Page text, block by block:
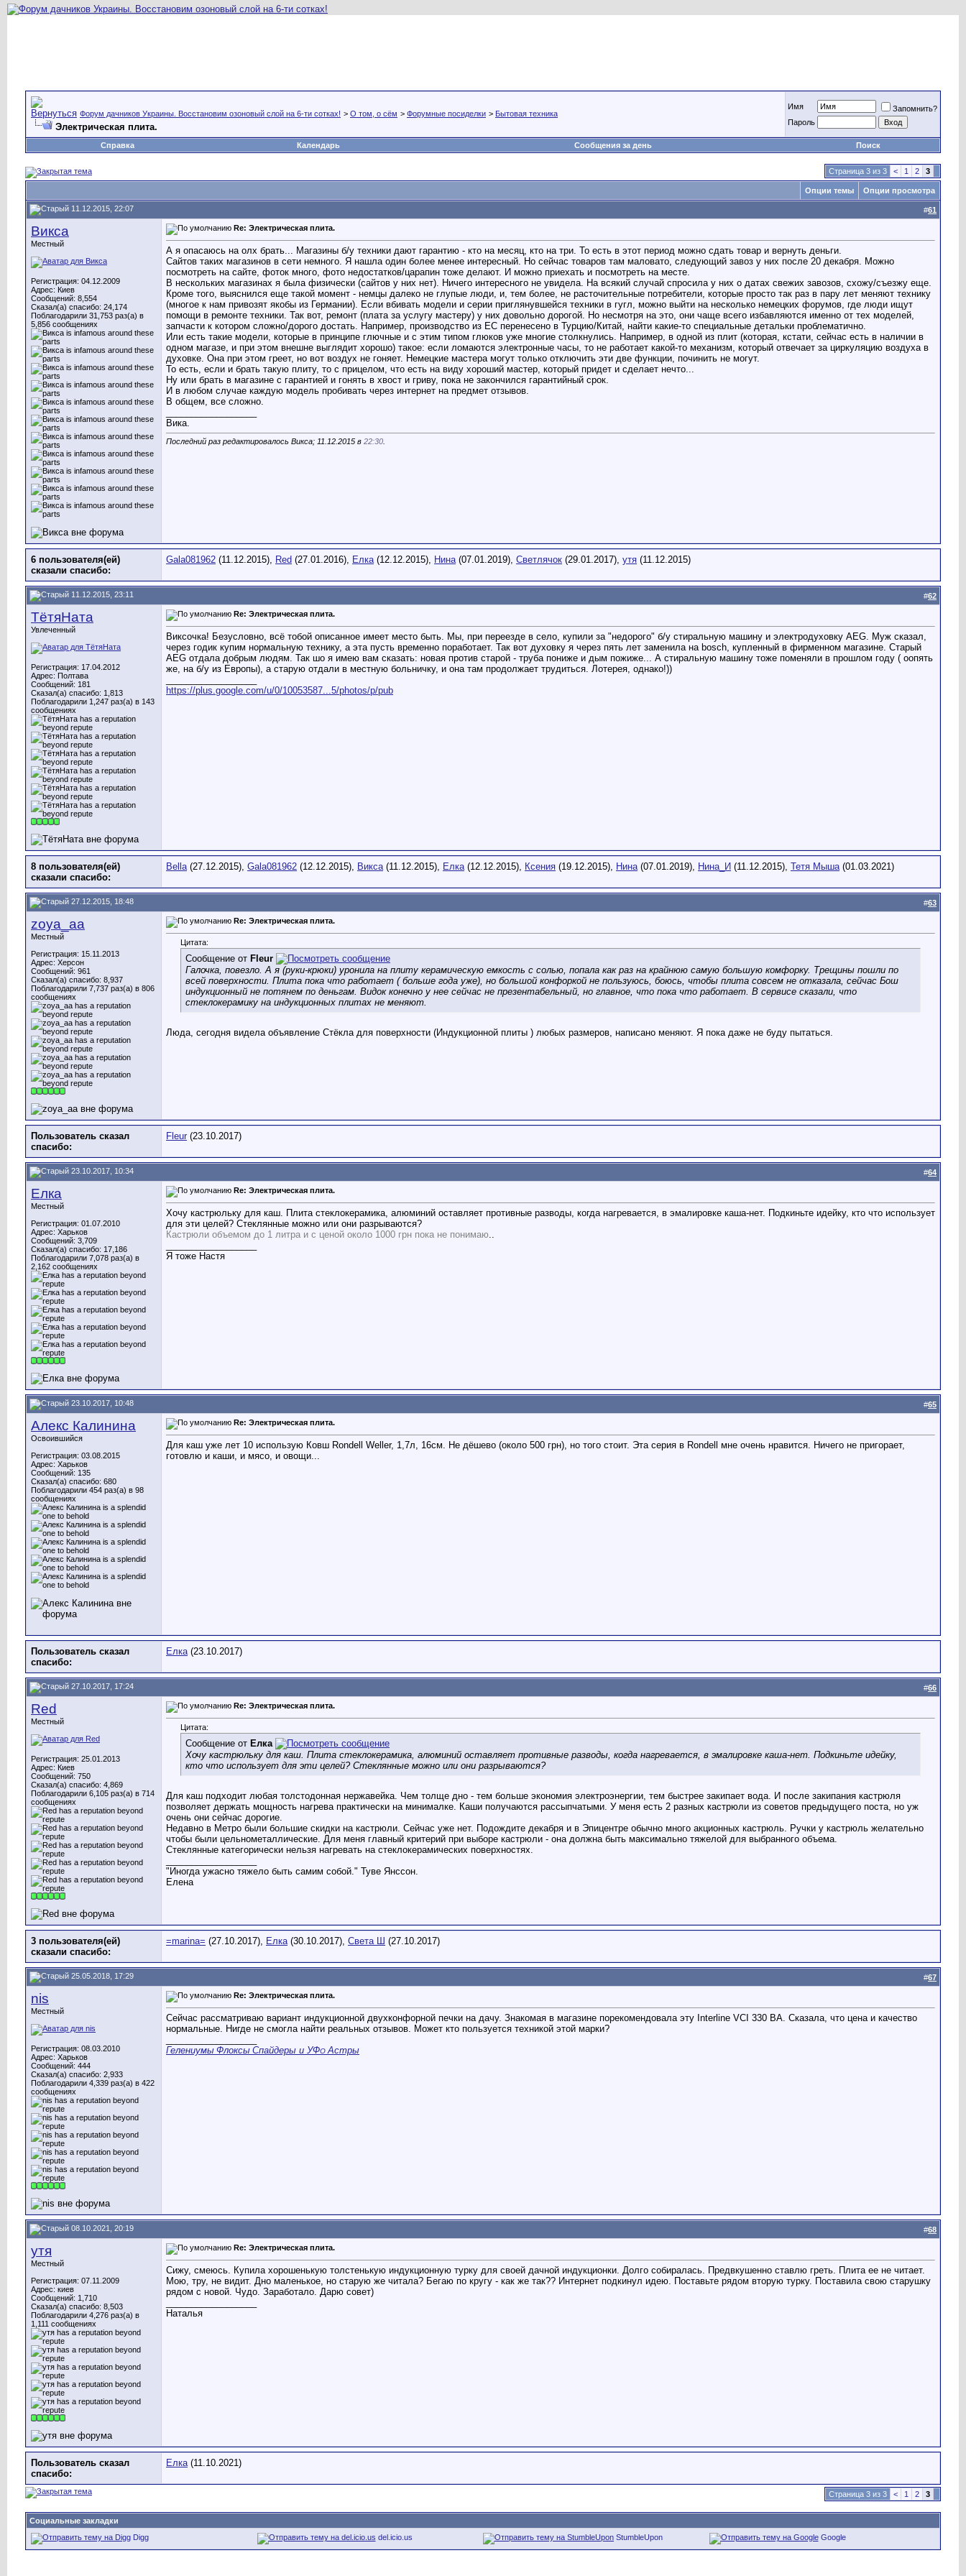
Форум дачников Украины. Восстановим озоновый слой на 6-ти сотках! > О том, о сём > Форумные посиделки > Бытовая техника
Электрическая плита.
Имя
Запомнить?
Пароль
Справка Календарь Сообщения за день Поиск
Страница 3 из 3 < 1 2 3
Опции темы Опции просмотра
11.12.2015, 22:07 #61
Викса
Местный
Регистрация: 04.12.2009
Адрес: Киев
Сообщений: 8,554
Сказал(а) спасибо: 24,174
Поблагодарили 31,753 раз(а) в
5,856 сообщениях
Re: Электрическая плита.
А я опасаюсь на олх брать... Магазины б/у техники дают гарантию - кто на месяц, кто на три. То есть в этот период можно сдать товар и вернуть деньги.
Сайтов таких магазинов в сети немного. Я нашла один более менее интересный. Но сейчас товаров там маловато, следующий завоз у них после 20 декабря. Можно
посмотреть на сайте, фоток много, фото недостатков/царапин тоже делают. И можно приехать и посмотреть на месте.
В нескольких магазинах я была физически (сайтов у них нет). Ничего интересного не увидела. На всякий случай спросила у них о датах свежих завозов, схожу/съезжу еще.
Кроме того, выяснился еще такой момент - немцы далеко не глупые люди, и, тем более, не расточительные потребители, которые просто так раз в пару лет меняют технику
(многое к нам привозят якобы из Германии). Если вбивать модели и серии приглянувшейся техники в гугл, можно выйти на несколько немецких форумов, где люди ищут
помощи в ремонте техники. Так вот, ремонт (плата за услугу мастеру) у них довольно дорогой. Но несмотря на это, они чаще всего избавляются именно от тех моделей,
запчасти к котором сложно/дорого достать. Например, производство из ЕС перенесено в Турцию/Китай, найти какие-то специальные детальки проблематично.
Или есть такие модели, которые в принципе глючные и с этим типом глюков уже многие столкнулись. Например, в одной из плит (которая, кстати, сейчас есть в наличии в
одном магазе, и при этом внешне выглядит хорошо) такое: если ломаются электронные часы, то не работает какой-то механизм, который отвечает за циркуляцию воздуха в
духовке. Она при этом греет, но вот воздух не гоняет. Немецкие мастера могут только отключить эти две функции, починить не могут.
То есть, если и брать такую плиту, то с прицелом, что есть на виду хороший мастер, который придет и сделает нечто...
Ну или брать в магазине с гарантией и гонять в хвост и гриву, пока не закончился гарантийный срок.
И в любом случае каждую модель пробивать через интернет на предмет отзывов.
В общем, все сложно.
Вика.
Последний раз редактировалось Викса; 11.12.2015 в 22:30
6 пользователя(ей)
сказали cпасибо:
Gala081962 (11.12.2015), Red (27.01.2016), Елка(12.12.2015), Нина(07.01.2019), Светлячок (29.01.2017), утя (11.12.2015)
11.12.2015, 23:11 #62
ТётяНата
Увлеченный
Регистрация: 17.04.2012
Адрес: Полтава
Сообщений: 181
Сказал(а) спасибо: 1,813
Поблагодарили 1,247 раз(а) в 143
сообщениях
Re: Электрическая плита.
Виксочка! Безусловно, всё тобой описанное имеет место быть. Мы, при переезде в село, купили за "недорого" б/у стиральную машину и электродуховку AEG. Муж сказал,
через годик купим нормальную технику, а эта пусть временно поработает. Так вот духовку я через пять лет заменила на bosch, купленный в фирменном магазине. Старый
AEG отдала добрым людям. Так шо я имею вам сказать: новая против старой - труба пониже и дым пожиже... А стиральную машину тоже поменяли в прошлом году ( оопять
же, на б/у из Европы), а старую отдали в местную больничку, и она там продолжает трудиться. Лотерея, однако!))
https://plus.google.com/u/0/10053587...5/photos/p/pub
8 пользователя(ей)
сказали cпасибо:
Bella(27.12.2015), Gala081962 (12.12.2015), Викса(11.12.2015), Елка(12.12.2015), Ксения (19.12.2015), Нина(07.01.2019), Нина_И (11.12.2015), Тетя Мыша(01.03.2021)
27.12.2015, 18:48 #63
zoya_aa
Местный
Регистрация: 15.11.2013
Адрес: Херсон
Сообщений: 961
Сказал(а) спасибо: 8,937
Поблагодарили 7,737 раз(а) в 806
сообщениях
Re: Электрическая плита.
Цитата:
Сообщение от Fleur
Галочка, повезло. А я (руки-крюки) уронила на плиту керамическую емкость с солью, попала как раз на крайнюю самую большую комфорку. Трещины пошли по
всей поверхности. Плита пока что работает ( больше года уже), но большой конфоркой не пользуюсь, боюсь, чтобы плита совсем не отказала, сейчас Бош
индукционный не потянем по деньгам. Видок конечно у нее сейчас не презентабельный, но главное, что пока что работает. В сервисе сказали, что
стеклокерамику на индукционных плитах не меняют.
Люда, сегодня видела объявление Стёкла для поверхности (Индукционной плиты ) любых размеров, написано меняют. Я пока даже не буду пытаться.
Пользователь сказал
cпасибо:
Fleur (23.10.2017)
23.10.2017, 10:34 #64
Елка
Местный
Регистрация: 01.07.2010
Адрес: Харьков
Сообщений: 3,709
Сказал(а) спасибо: 17,186
Поблагодарили 7,078 раз(а) в
2,162 сообщениях
Re: Электрическая плита.
Хочу кастрюльку для каш. Плита стеклокерамика, алюминий оставляет противные разводы, когда нагревается, в эмалировке каша-нет. Подкиньте идейку, кто что использует
для эти целей? Стеклянные можно или они разрываются?
Кастрюли объемом до 1 литра и с ценой около 1000 грн пока не понимаю..
Я тоже Настя
23.10.2017, 10:48 #65
Алекс Калинина
Освоившийся
Регистрация: 03.08.2015
Адрес: Харьков
Сообщений: 135
Сказал(а) спасибо: 680
Поблагодарили 454 раз(а) в 98
сообщениях
Re: Электрическая плита.
Для каш уже лет 10 использую Ковш Rondell Weller, 1,7л, 16см. Не дёшево (около 500 грн), но того стоит. Эта серия в Rondell мне очень нравится. Ничего не пригорает,
готовлю и каши, и мясо, и овощи...
Пользователь сказал
cпасибо:
Елка(23.10.2017)
27.10.2017, 17:24 #66
Red
Местный
Регистрация: 25.01.2013
Адрес: Киев
Сообщений: 750
Сказал(а) спасибо: 4,869
Поблагодарили 6,105 раз(а) в 714
сообщениях
Re: Электрическая плита.
Цитата:
Сообщение от Елка
Хочу кастрюльку для каш. Плита стеклокерамика, алюминий оставляет противные разводы, когда нагревается, в эмалировке каша-нет. Подкиньте идейку,
кто что использует для эти целей? Стеклянные можно или они разрываются?
Для каш подходит любая толстодонная нержавейка. Чем толще дно - тем больше экономия электроэнергии, тем быстрее закипает вода. И после закипания кастрюля
позволяет держать мощность нагрева практически на минималке. Каши получаются рассыпчатыми. У меня есть 2 разных кастрюли из советов предыдущего поста, но уж
очень они сейчас дорогие.
Недавно в Метро были большие скидки на кастрюли. Сейчас уже нет. Подождите декабря и в Эпицентре обычно много акционных кастрюль. Ручки у кастрюль желательно
чтобы были цельнометаллические. Для меня главный критерий при выборе кастрюли - она должна быть максимально тяжелой для выбранного объема.
Стеклянные категорически нельзя нагревать на стеклокерамических поверхностях.
"Иногда ужасно тяжело быть самим собой." Туве Янссон.
Елена
3 пользователя(ей)
сказали cпасибо:
=marina= (27.10.2017), Елка(30.10.2017), Света Ш (27.10.2017)
25.05.2018, 17:29 #67
nis
Местный
Регистрация: 08.03.2010
Адрес: Харьков
Сообщений: 444
Сказал(а) спасибо: 2,933
Поблагодарили 4,339 раз(а) в 422
сообщениях
Re: Электрическая плита.
Сейчас рассматриваю вариант индукционной двухконфорной печки на дачу. Знакомая в магазине порекомендовала эту Interline VCI 330 BA. Сказала, что цена и качество
нормальные. Нигде не смогла найти реальных отзывов. Может кто пользуется техникой этой марки?
Гелениумы Флоксы Спайдеры и УФОАстры
08.10.2021, 20:19 #68
утя
Местный
Регистрация: 07.11.2009
Адрес: киев
Сообщений: 1,710
Сказал(а) спасибо: 8,503
Поблагодарили 4,276 раз(а) в
1,111 сообщениях
Re: Электрическая плита.
Сижу, смеюсь. Купила хорошенькую толстенькую индукционную турку для своей дачной индукционки. Долго собиралась. Предвкушенно ставлю греть. Плита ее не читает.
Мою, тру, не видит. Дно маленькое, но старую же читала? Бегаю по кругу - как же так?? Интернет подкинул идею. Поставьте рядом вторую турку. Поставила свою старушку
рядом с новой. Чудо. Заработало. Дарю совет)
Наталья
Пользователь сказал
cпасибо:
Елка(11.10.2021)
Страница 3 из 3 < 1 2 3
Социальные закладки
Digg
del.icio.us StumbleUpon Google